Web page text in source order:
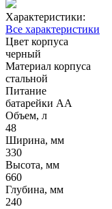
Характеристики:
Все характеристики
Цвет корпуса
черный
Материал корпуса
стальной
Питание
батарейки АА
Объем, л
48
Ширина, мм
330
Высота, мм
660
Глубина, мм
240